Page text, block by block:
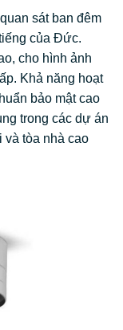
sát ban đêm
của Đức.
cho hình ảnh
Khả năng hoạt
bảo mật cao
trong các dự án
và tòa nhà cao